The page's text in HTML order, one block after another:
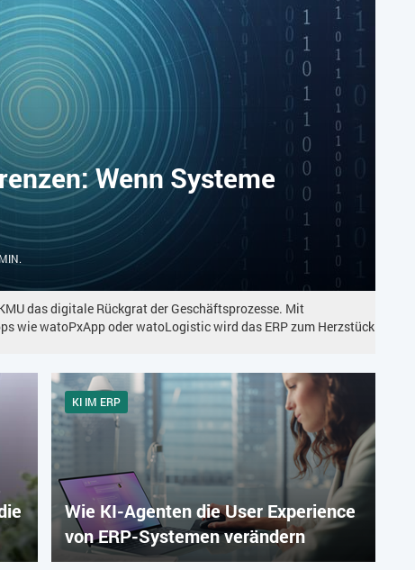
Wenn Systeme
das digitale Rückgrat der Geschäftsprozesse. Mit
wie watoPxApp oder watoLogistic wird das ERP zum Herzstück
KI IM ERP
Wie KI-Agenten die User Experience
von ERP-Systemen verändern